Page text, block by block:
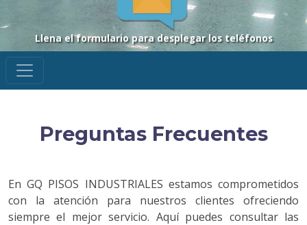
Llena el formulario para desplegar los teléfonos
Preguntas Frecuentes
En GQ PISOS INDUSTRIALES estamos comprometidos
con la atención para nuestros clientes ofreciendo
siempre el mejor servicio. Aquí puedes consultar las